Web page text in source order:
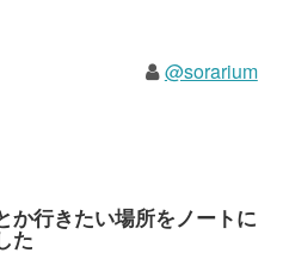
@sorarium
か行きたい場所をノートに
た